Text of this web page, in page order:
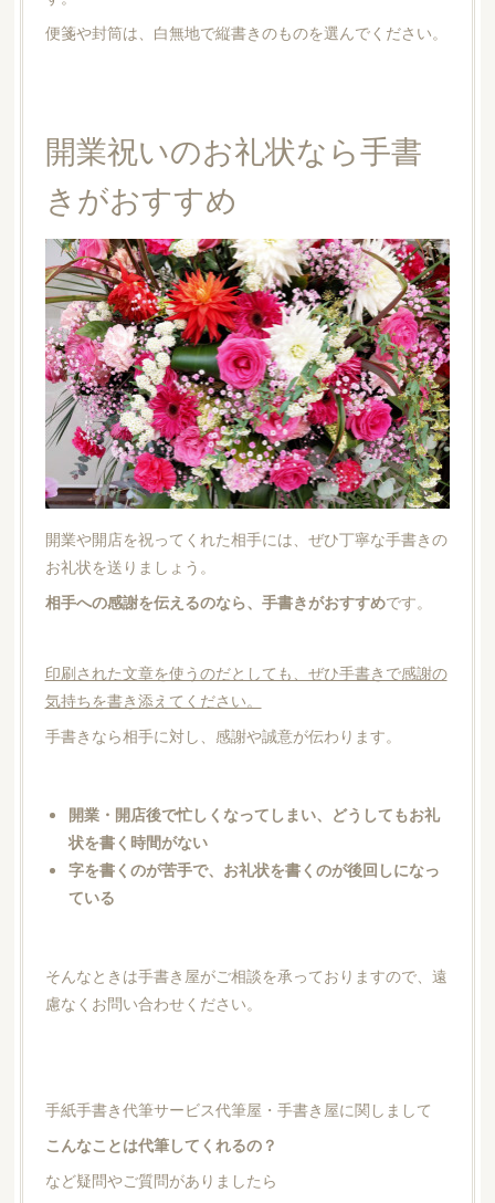
便箋や封筒は、白無地で縦書きのものを選んでください。
開業祝いのお礼状なら手書
きがおすすめ
開業や開店を祝ってくれた相手には、ぜひ丁寧な手書きの
お礼状を送りましょう。
相手への感謝を伝えるのなら、手書きがおすすめです。
印刷された文章を使うのだとしても、ぜひ手書きで感謝の
気持ちを書き添えてください。
手書きなら相手に対し、感謝や誠意が伝わります。
開業・開店後で忙しくなってしまい、どうしてもお礼
状を書く時間がない
字を書くのが苦手で、お礼状を書くのが後回しになっ
ている
そんなときは手書き屋がご相談を承っておりますので、遠
慮なくお問い合わせください。
手紙手書き代筆サービス代筆屋・手書き屋に関しまして
こんなことは代筆してくれるの？
など疑問やご質問がありましたら